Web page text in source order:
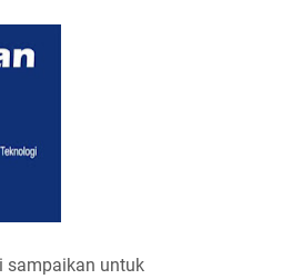
sampaikan untuk